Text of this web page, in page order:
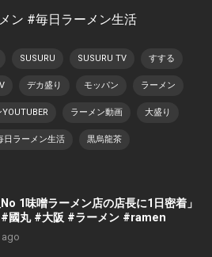
ン #毎日ラーメン生活
SUSURU SUSURU TV すする
デカ盛り モッパン ラーメン
ラーメン動画 大盛り
日ラーメン生活 黒烏龍茶
No 1味噌ラーメン店の店長に1日密着」
國丸 #大阪 #ラーメン #ramen
ago